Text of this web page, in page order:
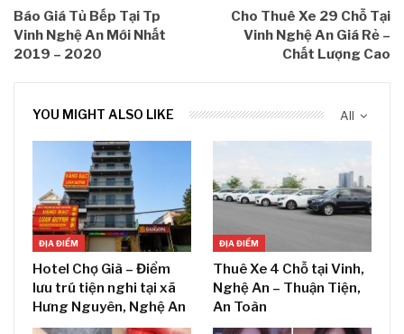
Báo Giá Tủ Bếp Tại Tp
Vinh Nghệ An Mới Nhất
2019 – 2020
Cho Thuê Xe 29 Chỗ Tại
Vinh Nghệ An Giá Rẻ –
Chất Lượng Cao
All
YOU MIGHT ALSO LIKE
ĐỊA ĐIỂM
Hotel Chợ Già – Điểm
lưu trú tiện nghi tại xã
Hưng Nguyên, Nghệ An
ĐỊA ĐIỂM
Thuê Xe 4 Chỗ tại Vinh,
Nghệ An – Thuận Tiện,
An Toàn